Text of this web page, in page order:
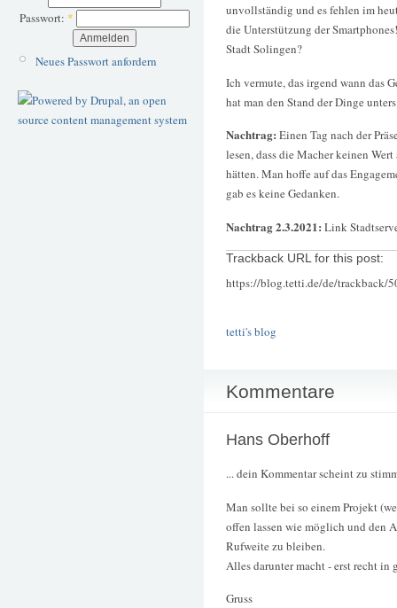
Passwort: *
Neues Passwort anfordern
unvollständig und es fehlen im
die Unterstützung der
Stadt Solingen?
Ich vermute, das irgend wann das
hat man den Stand der Dinge
Nachtrag: Einen Tag nach der
lesen, dass die Macher keinen
hätten. Man hoffe auf das
gab es keine Gedanken.
Nachtrag 2.3.2021: Link
Trackback URL for this post:
https://blog.tetti.de/de/trackback/
tetti's blog
Kommentare
Hans Oberhoff
... dein Kommentar scheint zu
Man sollte bei so einem Projekt
offen lassen wie möglich und den
Rufweite zu bleiben.
Alles darunter macht - erst recht in
Gruss